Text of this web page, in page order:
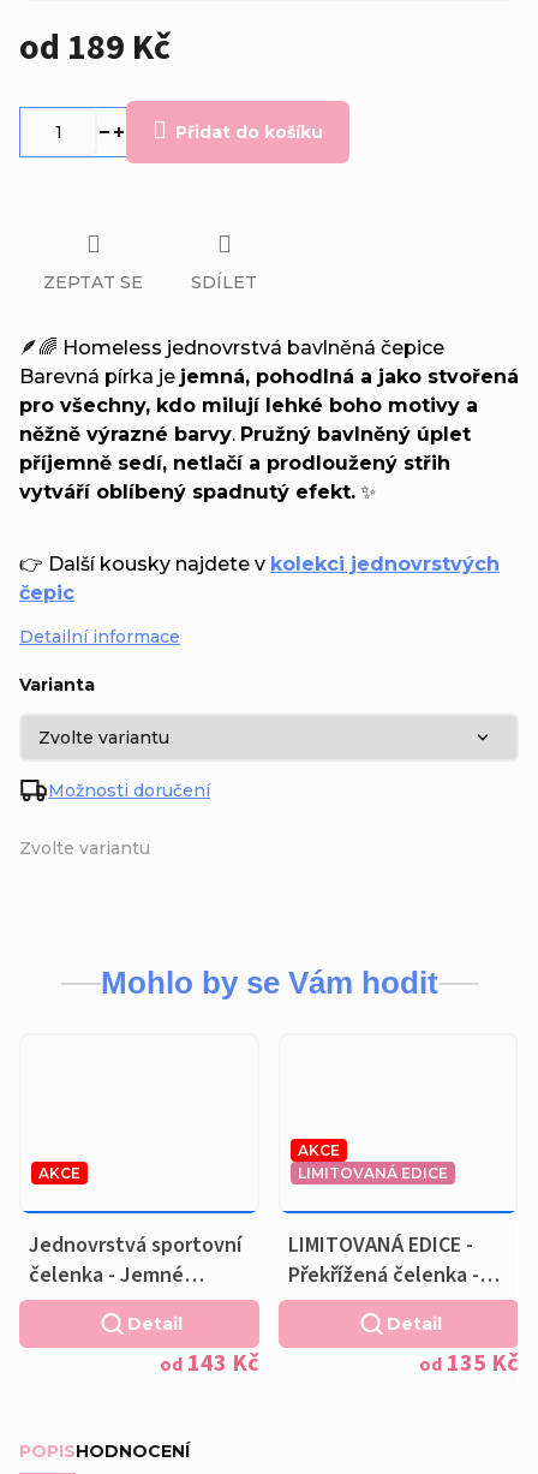
od 189 Kč
Zvolte variantu
Varianta
Možnosti doručení
Přidat do košíku
🪶🌈 Homeless jednovrstvá bavlněná čepice
Barevná pírka je jemná, pohodlná a jako stvořená
pro všechny, kdo milují lehké boho motivy a
něžně výrazné barvy. Pružný bavlněný úplet
příjemně sedí, netlačí a prodloužený střih
vytváří oblíbený spadnutý efekt. ✨
👉 Další kousky najdete v kolekci jednovrstvých
čepic
Detailní informace
ZEPTAT SE SDÍLET
Mohlo by se Vám hodit
AKCE
Jednovrstvá sportovní
čelenka - Jemné
květiny
od 143 Kč
Detail
AKCE
LIMITOVANÁ EDICE
LIMITOVANÁ EDICE -
Překřížená čelenka -
STŘÍBRNÁ PÍRKA NA
od 135 Kč
Detail
POPISHODNOCENÍ